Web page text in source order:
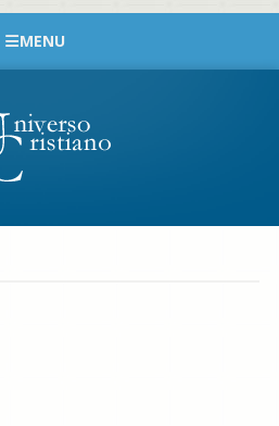
MENU